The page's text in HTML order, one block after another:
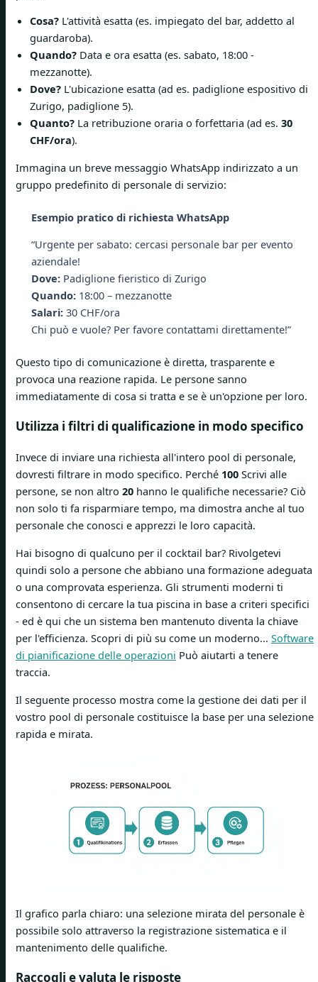
Cosa? L'attività esatta (es. impiegato del bar, addetto al
guardaroba).
Quando? Data e ora esatta (es. sabato, 18:00 -
mezzanotte).
Dove? L'ubicazione esatta (ad es. padiglione espositivo di
Zurigo, padiglione 5).
Quanto? La retribuzione oraria o forfettaria (ad es. 30
CHF/ora).
Immagina un breve messaggio WhatsApp indirizzato a un
gruppo predefinito di personale di servizio:
Esempio pratico di richiesta WhatsApp
“Urgente per sabato: cercasi personale bar per evento
aziendale!
Dove:Padiglione fieristico di Zurigo
Quando:18:00 – mezzanotte
Salari:30 CHF/ora
Chi può e vuole? Per favore contattami direttamente!”
Questo tipo di comunicazione è diretta, trasparente e
provoca una reazione rapida. Le persone sanno
immediatamente di cosa si tratta e se è un'opzione per loro.
Utilizza i filtri di qualificazione in modo specifico
Invece di inviare una richiesta all'intero pool di personale,
dovresti filtrare in modo specifico. Perché 100 Scrivi alle
persone, se non altro 20 hanno le qualifiche necessarie? Ciò
non solo ti fa risparmiare tempo, ma dimostra anche al tuo
personale che conosci e apprezzi le loro capacità.
Hai bisogno di qualcuno per il cocktail bar? Rivolgetevi
quindi solo a persone che abbiano una formazione adeguata
o una comprovata esperienza. Gli strumenti moderni ti
consentono di cercare la tua piscina in base a criteri specifici
- ed è qui che un sistema ben mantenuto diventa la chiave
per l'efficienza. Scopri di più su come un moderno... Software
di pianificazione delle operazioni Può aiutarti a tenere
traccia.
Il seguente processo mostra come la gestione dei dati per il
vostro pool di personale costituisce la base per una selezione
rapida e mirata.
Il grafico parla chiaro: una selezione mirata del personale è
possibile solo attraverso la registrazione sistematica e il
mantenimento delle qualifiche.
Raccogli e valuta le risposte